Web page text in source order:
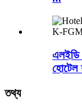
এলইডি
হোটেল
তথ্য